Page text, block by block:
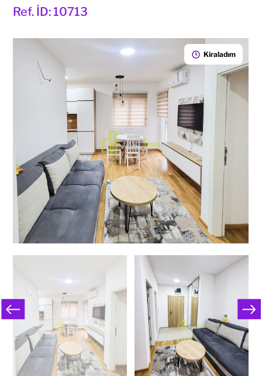
Ref. İD: 10713
Kiraladım